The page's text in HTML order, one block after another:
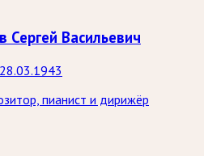
Сергей Васильевич
пианист и дирижёр